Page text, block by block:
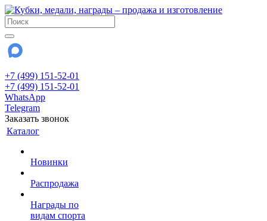
+7 (499) 151-52-01
+7 (499) 151-52-01
WhatsApp
Telegram
Заказать звонок
Каталог
Новинки
Распродажа
Награды по
видам спорта